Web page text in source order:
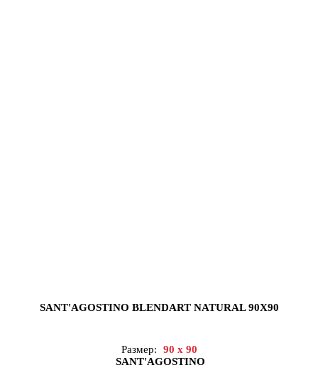
SANT'AGOSTINO BLENDART NATURAL 90X90
Размер:
90 x 90
SANT'AGOSTINO